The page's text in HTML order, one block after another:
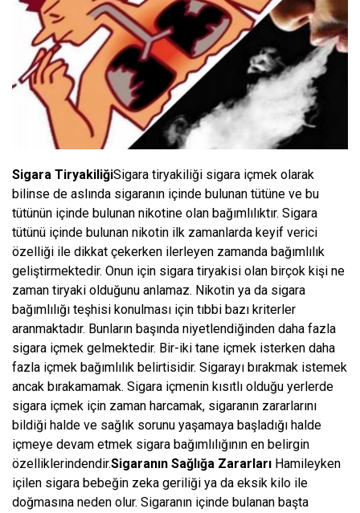
Sigara TiryakiliğiSigara tiryakiliği sigara içmek olarak
bilinse de aslında sigaranın içinde bulunan tütüne ve bu
tütünün içinde bulunan nikotine olan bağımlılıktır. Sigara
tütünü içinde bulunan nikotin ilk zamanlarda keyif verici
özelliği ile dikkat çekerken ilerleyen zamanda bağımlılık
geliştirmektedir. Onun için sigara tiryakisi olan birçok kişi ne
zaman tiryaki olduğunu anlamaz. Nikotin ya da sigara
bağımlılığı teşhisi konulması için tıbbi bazı kriterler
aranmaktadır. Bunların başında niyetlendiğinden daha fazla
sigara içmek gelmektedir. Bir-iki tane içmek isterken daha
fazla içmek bağımlılık belirtisidir. Sigarayı bırakmak istemek
ancak bırakamamak. Sigara içmenin kısıtlı olduğu yerlerde
sigara içmek için zaman harcamak, sigaranın zararlarını
bildiği halde ve sağlık sorunu yaşamaya başladığı halde
içmeye devam etmek sigara bağımlılığının en belirgin
özelliklerindendir.Sigaranın Sağlığa Zararları Hamileyken
içilen sigara bebeğin zeka geriliği ya da eksik kilo ile
doğmasına neden olur. Sigaranın içinde bulanan başta